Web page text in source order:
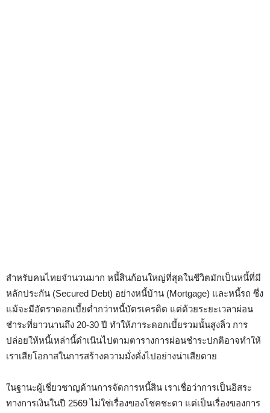
สำหรับคนไทยจำนวนมาก หนี้สินก้อนใหญ่ที่สุดในชีวิตมักเป็นหนี้ที่มี
หลักประกัน (Secured Debt) อย่างหนี้บ้าน (Mortgage) และหนี้รถ ซึ่ง
แม้จะมีอัตราดอกเบี้ยต่ำกว่าหนี้บัตรเครดิต แต่ด้วยระยะเวลาผ่อน
ชำระที่ยาวนานถึง 20-30 ปี ทำให้ภาระดอกเบี้ยรวมนั้นสูงลิ่ว การ
ปล่อยให้หนี้เหล่านี้ดำเนินไปตามตารางการผ่อนชำระปกติอาจทำให้
เราเสียโอกาสในการสร้างความมั่งคั่งไปอย่างน่าเสียดาย
ในฐานะผู้เชี่ยวชาญด้านการจัดการหนี้สิน เราเชื่อว่าการเป็นอิสระ
ทางการเงินในปี 2569 ไม่ใช่เรื่องของโชคชะตา แต่เป็นเรื่องของการ